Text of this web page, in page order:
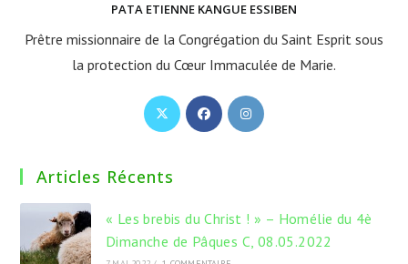
PATA ETIENNE KANGUE ESSIBEN
Prêtre missionnaire de la Congrégation du Saint Esprit sous
la protection du Cœur Immaculée de Marie.
S’ouvre
dans
S’ouvre
dans
S’ouvre
Articles Récents
« Les brebis du Christ ! » – Homélie du 4è
Dimanche de Pâques C, 08.05.2022